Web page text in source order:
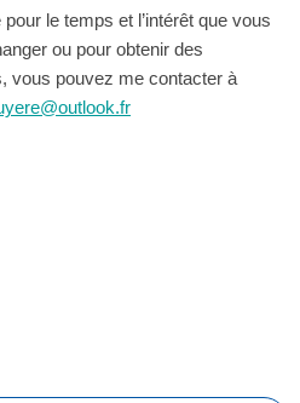
le temps et l’intérêt que vous
ou pour obtenir des
vous pouvez me contacter à